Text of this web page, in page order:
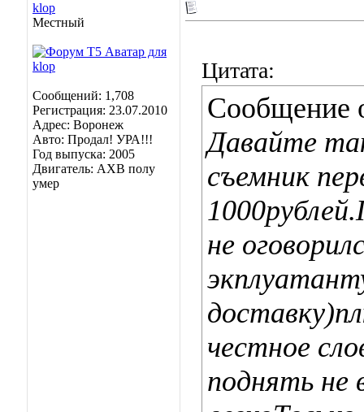
klop
Местный
Сообщений: 1,708
Регистрация: 23.07.2010
Адрес: Воронеж
Авто: Продал! УРА!!!
Год выпуска: 2005
Двигатель: АХВ полу
умер
Цитата:
Сообщение
Давайте
съемник
не
честное
поднять не